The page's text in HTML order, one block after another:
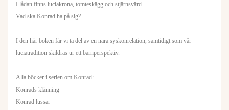
I lådan finns luciakrona, tomteskägg och stjärnsvärd.
Vad ska Konrad ha på sig?
I den här boken får vi ta del av en nära syskonrelation, samtidigt som vår
luciatradition skildras ur ett barnperspektiv.
Alla böcker i serien om Konrad:
Konrads klänning
Konrad lussar